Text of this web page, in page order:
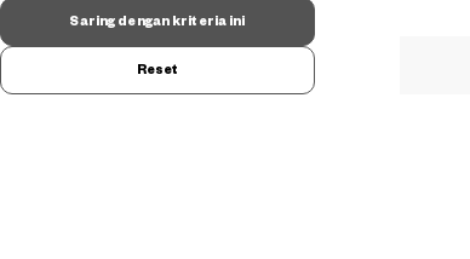
Saring dengan kriteria ini
Reset